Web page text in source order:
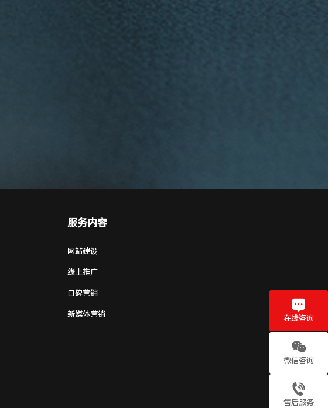
服务内容
网站建设
线上推广
口碑营销
新媒体营销 在线咨询
微信咨询
售后服务